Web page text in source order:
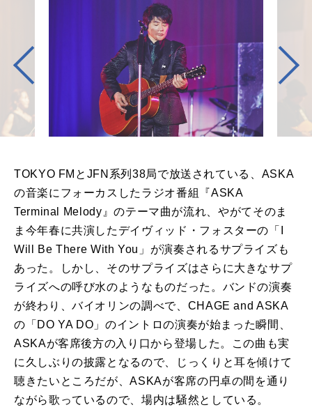
TOKYO FMとJFN系列38局で放送されている、ASKA
の⾳楽にフォーカスしたラジオ番組『ASKA
Terminal Melody』のテーマ曲が流れ、やがてそのま
ま今年春に共演したデイヴィッド・フォスターの「I
Will Be There With You」が演奏されるサプライズも
あった。しかし、そのサプライズはさらに⼤きなサプ
ライズへの呼び⽔のようなものだった。バンドの演奏
が終わり、バイオリンの調べで、CHAGE and ASKA
の「DO YA DO」のイントロの演奏が始まった瞬間、
ASKAが客席後⽅の⼊り⼝から登場した。この曲も実
に久しぶりの披露となるので、じっくりと⽿を傾けて
聴きたいところだが、ASKAが客席の円卓の間を通り
ながら歌っているので、場内は騒然としている。